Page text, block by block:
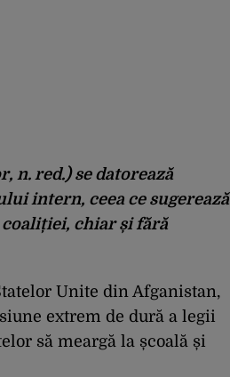
n. red.) se datorează
intern, ceea ce sugerează
chiar și fără
Unite din Afganistan,
extrem de dură a legii
să meargă la școală și